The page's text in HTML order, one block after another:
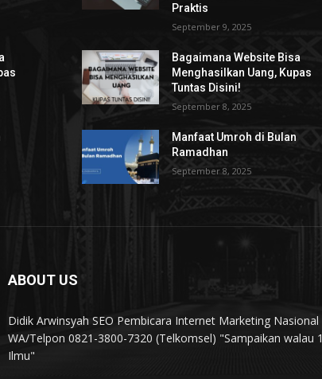
Praktis
September 9, 2025
Bagaimana Website Bisa
Menghasilkan Uang, Kupas
Tuntas Disini!
September 8, 2025
Manfaat Umroh di Bulan
Ramadhan
September 8, 2025
ABOUT US
Didik Arwinsyah SEO Pembicara Internet Marketing Nasional
WA/Telpon 0821-3800-7320 (Telkomsel) "Sampaikan walau 1
Ilmu"